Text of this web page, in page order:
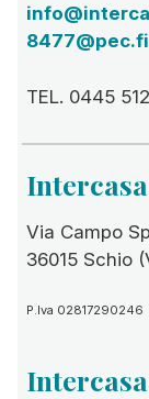
TEL. 0445
Via Campo
36015 Schio
P.Iva 02817290246